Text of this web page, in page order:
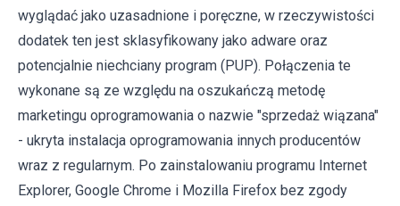
wyglądać jako uzasadnione i poręczne, w rzeczywistości
dodatek ten jest sklasyfikowany jako adware oraz
potencjalnie niechciany program (PUP). Połączenia te
wykonane są ze względu na oszukańczą metodę
marketingu oprogramowania o nazwie "sprzedaż wiązana"
- ukryta instalacja oprogramowania innych producentów
wraz z regularnym. Po zainstalowaniu programu Internet
Explorer, Google Chrome i Mozilla Firefox bez zgody